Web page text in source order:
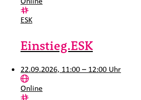
Kategorie:
ESK
Einstieg.ESK
22.09.2026, 11:00 – 12:00 Uhr
Ort:
Online